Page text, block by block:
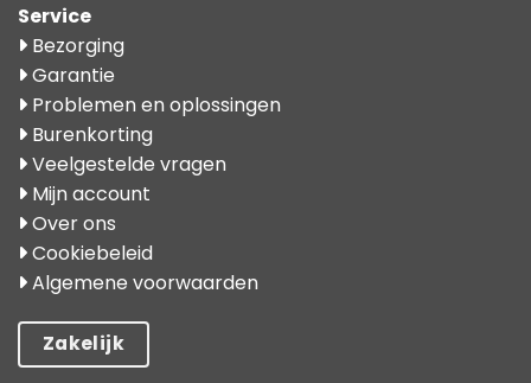
Service
Bezorging
Garantie
Problemen en oplossingen
Burenkorting
Veelgestelde vragen
Mijn account
Over ons
Cookiebeleid
Algemene voorwaarden
Zakelijk